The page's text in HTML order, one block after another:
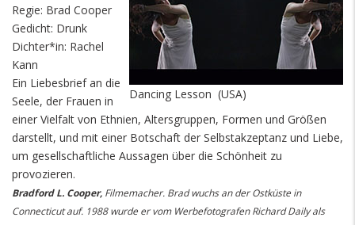
Dancing Lesson (USA)
Regie: Brad Cooper
Gedicht: Drunk
Dichter*in: Rachel
Kann
Ein Liebesbrief an die
Seele, der Frauen in
einer Vielfalt von Ethnien, Altersgruppen, Formen und Größen
darstellt, und mit einer Botschaft der Selbstakzeptanz und Liebe,
um gesellschaftliche Aussagen über die Schönheit zu
provozieren.
Bradford L. Cooper, Filmemacher. Brad wuchs an der Ostküste in
Connecticut auf. 1988 wurde er vom Werbefotografen Richard Daily als